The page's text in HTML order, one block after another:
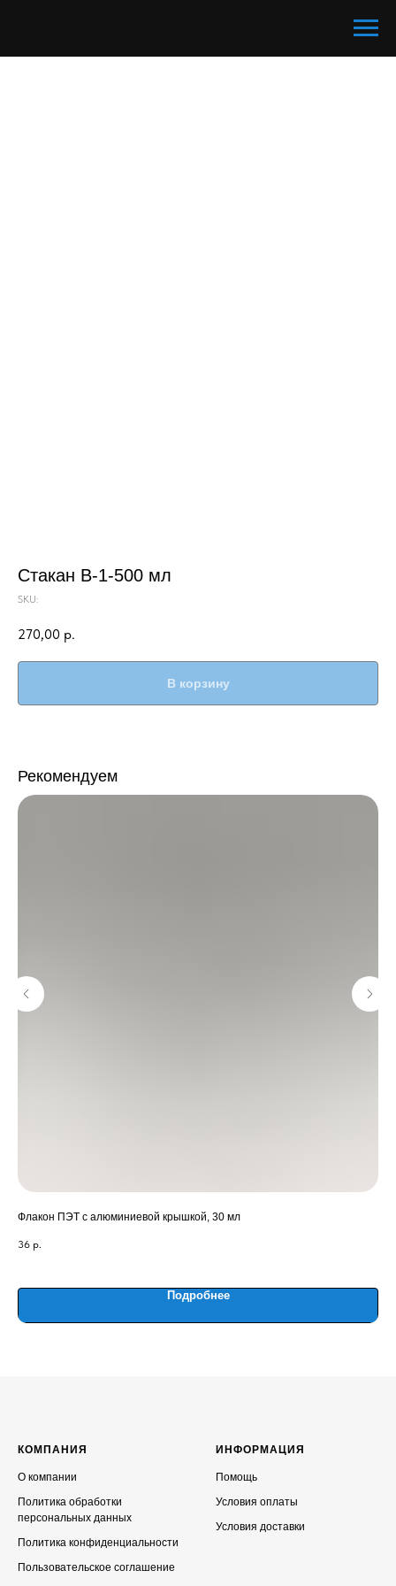
Стакан В-1-500 мл
SKU:
270,00 р.
В корзину
Рекомендуем
Флакон ПЭТ с алюминиевой крышкой, 30 мл
36 р.
Подробнее
КОМПАНИЯ
О компании
Политика обработки
персональных данных
Политика конфиденциальности
Пользовательское соглашение
ИНФОРМАЦИЯ
Помощь
Условия оплаты
Условия доставки